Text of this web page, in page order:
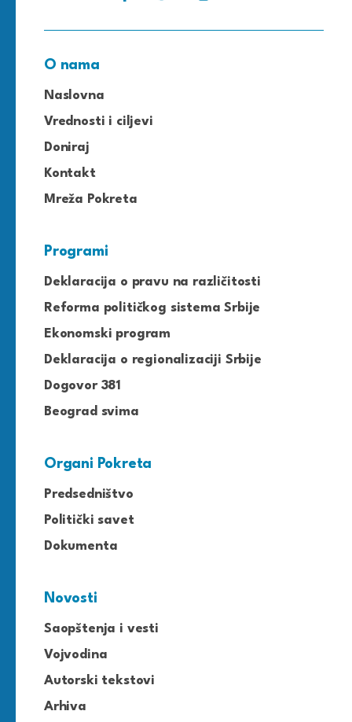
O nama
Naslovna
Vrednosti i ciljevi
Doniraj
Kontakt
Mreža Pokreta
Programi
Deklaracija o pravu na različitosti
Reforma političkog sistema Srbije
Ekonomski program
Deklaracija o regionalizaciji Srbije
Dogovor 381
Beograd svima
Organi Pokreta
Predsedništvo
Politički savet
Dokumenta
Novosti
Saopštenja i vesti
Vojvodina
Autorski tekstovi
Arhiva